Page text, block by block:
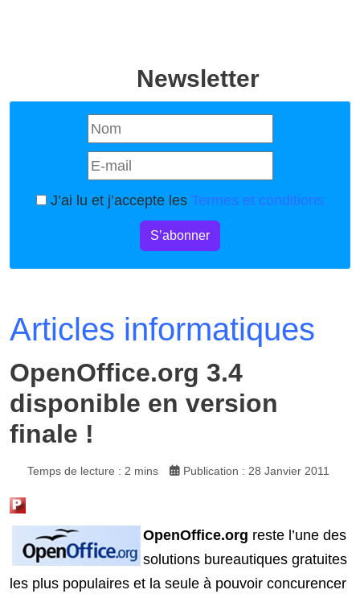
Newsletter
J’ai lu et j’accepte les Termes et conditions
S’abonner
Articles informatiques
OpenOffice.org 3.4
disponible en version
finale !
Temps de lecture : 2 mins Publication : 28 Janvier 2011
OpenOffice.org reste l’une des
solutions bureautiques gratuites
les plus populaires et la seule à pouvoir concurencer